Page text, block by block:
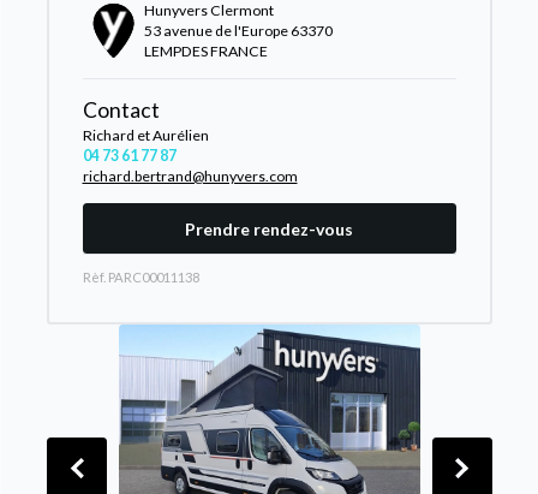
Hunyvers Clermont
53 avenue de l'Europe 63370
LEMPDES FRANCE
Contact
Richard et Aurélien
04 73 61 77 87
richard.bertrand@hunyvers.com
Prendre rendez-vous
Rèf. PARC00011138